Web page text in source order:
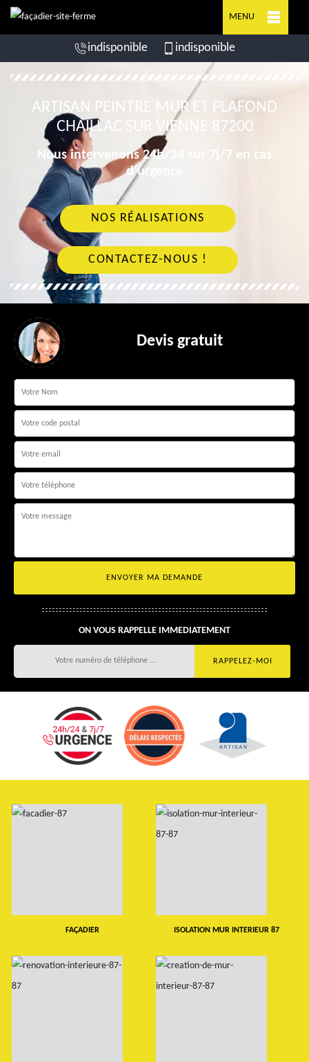
MENU
indisponible indisponible
ARTISAN PEINTRE MUR ET PLAFOND
CHAILLAC SUR VIENNE 87200
Nous intervenons 24h/24 sur 7j/7 en cas
d'urgence
NOS RÉALISATIONS
CONTACTEZ-NOUS !
Devis gratuit
ON VOUS RAPPELLE IMMEDIATEMENT
FAÇADIER ISOLATION MUR INTERIEUR 87